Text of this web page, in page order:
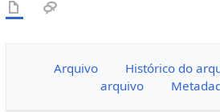
Arquivo Histórico do
arquivo